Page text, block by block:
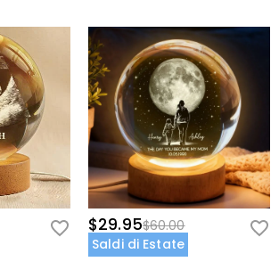
:Usb Caricatore
$29.95$60.00
Saldi di Estate